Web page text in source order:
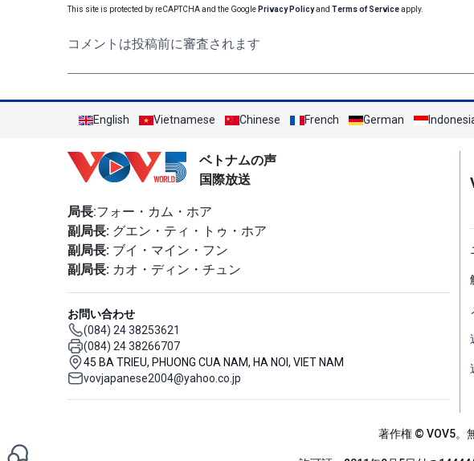
This site is protected by reCAPTCHA and the Google Privacy Policyand Terms of Serviceapply.
コメントは投稿前に審査されます
English Vietnamese Chinese French German
ベトナムの声
国際放送
局長:フォー・カム・ホア
副局長: グエン・ティ・トゥ・ホア
副局長: ブイ・マイン・フン
副局長: カオ・ディン・チュン
お問い合わせ
(084) 24 38253621
(084) 24 38266707
45 BA TRIEU, PHUONG CUA NAM, HA NOI, VIET NAM
vovjapanese2004@yahoo.co.jp
著作権 © VOV5。